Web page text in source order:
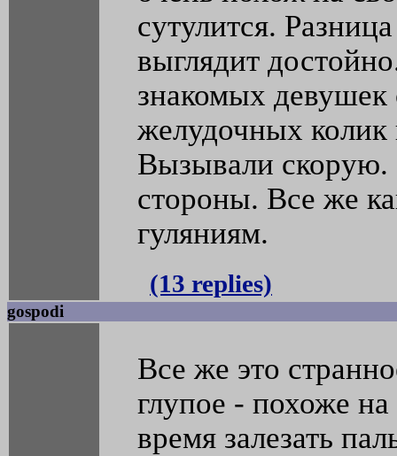
сутулится.
выглядит
знакомых девушек
желудочных колик
Вызывали
стороны. Все же
гуляниям.
(13 replies)
gospodi
Все же это
глупое - похоже
время залезать